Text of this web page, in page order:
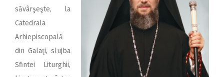
2012
2010
2009
săvârşeşte, la
Catedrala
Arhiepiscopală
din Galaţi, slujba
Sfintei Liturghii,